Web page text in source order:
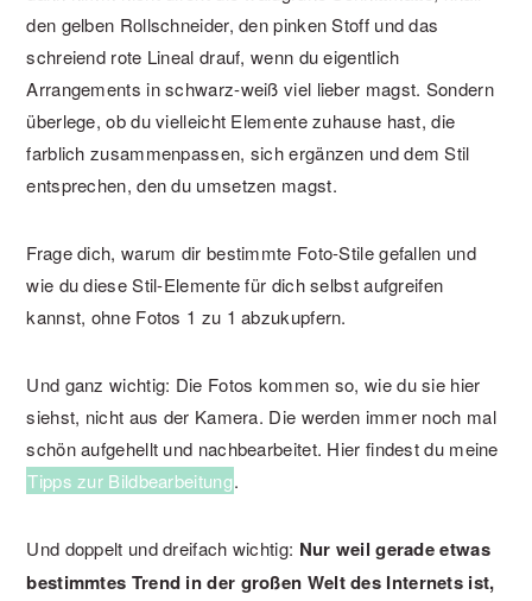
den gelben Rollschneider, den pinken Stoff und das
schreiend rote Lineal drauf, wenn du eigentlich
Arrangements in schwarz-weiß viel lieber magst. Sondern
überlege, ob du vielleicht Elemente zuhause hast, die
farblich zusammenpassen, sich ergänzen und dem Stil
entsprechen, den du umsetzen magst.
Frage dich, warum dir bestimmte Foto-Stile gefallen und
wie du diese Stil-Elemente für dich selbst aufgreifen
kannst, ohne Fotos 1 zu 1 abzukupfern.
Und ganz wichtig: Die Fotos kommen so, wie du sie hier
siehst, nicht aus der Kamera. Die werden immer noch mal
schön aufgehellt und nachbearbeitet. Hier findest du meine
Tipps zur Bildbearbeitung.
Und doppelt und dreifach wichtig: Nur weil gerade etwas
bestimmtes Trend in der großen Welt des Internets ist,